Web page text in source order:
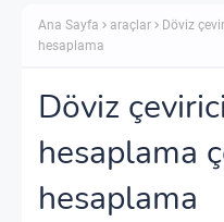
Ana Sayfa araçlar
Döviz
hesaplama
Döviz
hesaplama
hesaplama